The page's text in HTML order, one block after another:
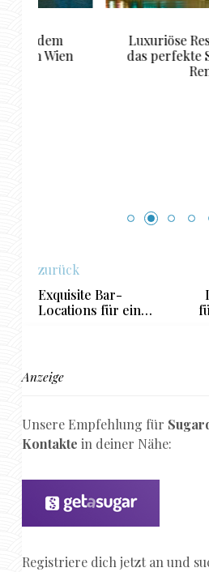
Luxuriöse Restaurant
das perfekte
Rendezvous
zurück
Exquisite Bar-
Locations für ein
Anzeige
Unsere Empfehlung für
Kontakte in deiner Nähe:
Registriere dich jetzt an und